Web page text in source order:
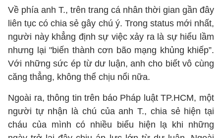
Về phía anh T., trên trang cá nhân thời gian gần đây
liên tục có chia sẻ gây chú ý. Trong status mới nhất,
người này khẳng định sự việc xảy ra là sự hiểu lầm
nhưng lại "biến thành cơn bão mạng khủng khiếp”.
Với những sức ép từ dư luận, anh cho biết vô cùng
căng thẳng, không thể chịu nổi nữa.
Ngoài ra, thông tin trên báo Pháp luật TP.HCM, một
người tự nhận là chú của anh T., chia sẻ hiện tại
cháu của mình có nhiều biểu hiện lạ khi những